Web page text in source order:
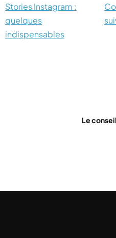
Stories Instagram :
quelques
indispensables
Le